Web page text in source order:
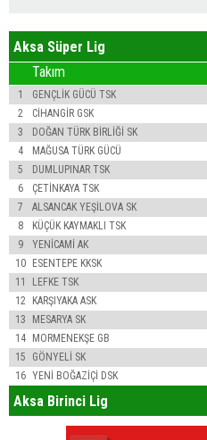
Aksa Süper Lig
Takım
1 GENÇLİK GÜCÜ TSK
2
CİHANGİR GSK
3
DOĞAN TÜRK BİRLİĞİ SK
4
MAĞUSA TÜRK GÜCÜ
5
DUMLUPINAR TSK
6
ÇETİNKAYA TSK
7
ALSANCAK YEŞİLOVA SK
8
KÜÇÜK KAYMAKLI TSK
9
YENİCAMİ AK
10 ESENTEPE KKSK
11
LEFKE TSK
12
KARŞIYAKA ASK
13
MESARYA SK
14 MORMENEKŞE GB
15
GÖNYELİ SK
16 YENİ BOĞAZİÇİ DSK
Aksa Birinci Lig